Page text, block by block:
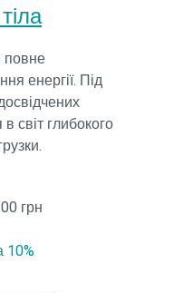
повне
енергії. Під
світ глибокого
грн
10%